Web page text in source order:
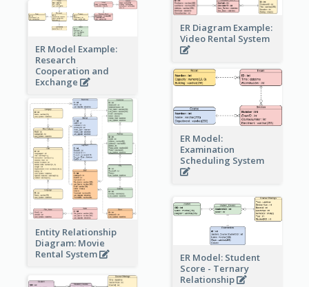
ER Diagram Example:
Video Rental System
ER Model Example:
Research
Cooperation and
Exchange
ER Model:
Examination
Scheduling System
Entity Relationship
Diagram: Movie
Rental System
ER Model: Student
Score - Ternary
Relationship